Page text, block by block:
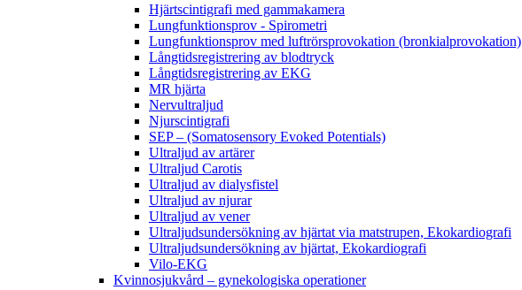
Hjärtscintigrafi med gammakamera
Lungfunktionsprov - Spirometri
Lungfunktionsprov med luftrörsprovokation (bronkialprovokation)
Långtidsregistrering av blodtryck
Långtidsregistrering av EKG
MR hjärta
Nervultraljud
Njurscintigrafi
SEP – (Somatosensory Evoked Potentials)
Ultraljud av artärer
Ultraljud Carotis
Ultraljud av dialysfistel
Ultraljud av njurar
Ultraljud av vener
Ultraljudsundersökning av hjärtat via matstrupen, Ekokardiografi
Ultraljudsundersökning av hjärtat, Ekokardiografi
Vilo-EKG
Kvinnosjukvård – gynekologiska operationer